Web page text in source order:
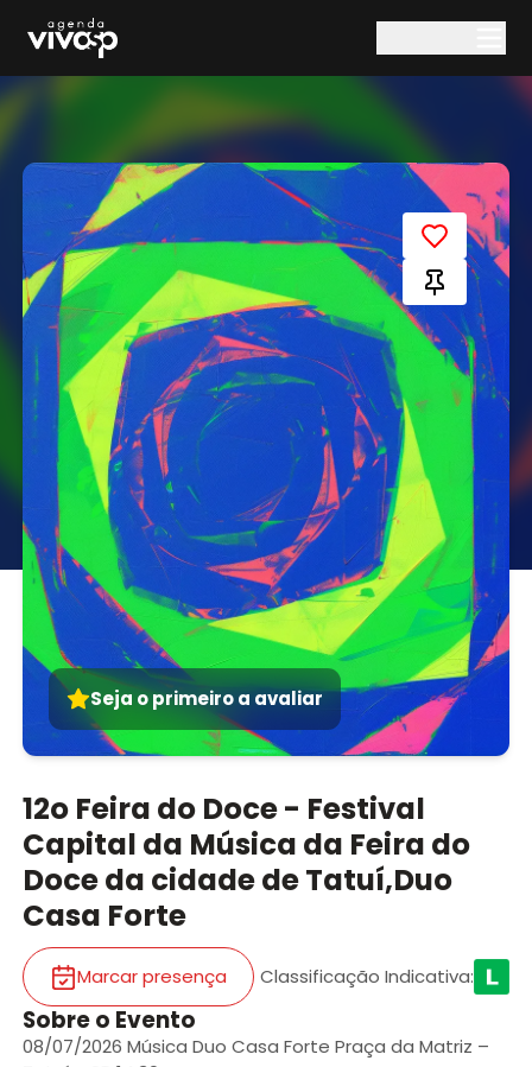
Seja o primeiro a avaliar
12o Feira do Doce - Festival
Capital da Música da Feira do
Doce da cidade de Tatuí,Duo
Casa Forte
Marcar presença Classificação Indicativa:
Sobre o Evento
08/07/2026 Música Duo Casa Forte Praça da Matriz –